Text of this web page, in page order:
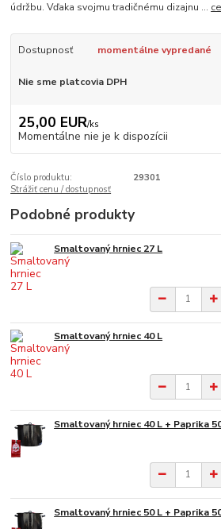
údržbu. Vďaka svojmu tradičnému dizajnu ...
Dostupnosť momentálne vypredané
Nie sme platcovia DPH
25,00 EUR/ks
Momentálne nie je k dispozícii
Číslo produktu:
29301
Strážiť cenu / dostupnosť
Podobné produkty
Smaltovaný hrniec 27 L
Smaltovaný hrniec 40 L
Smaltovaný hrniec 40 L + Paprika
Smaltovaný hrniec 50 L + Paprika